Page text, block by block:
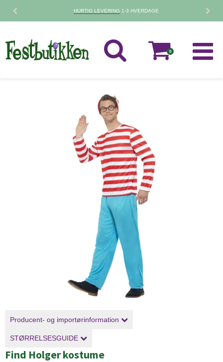
HURTIG LEVERING 1-3 HVERDAGE
0
Producent- og importørinformation
STØRRELSESGUIDE
Find Holger kostume